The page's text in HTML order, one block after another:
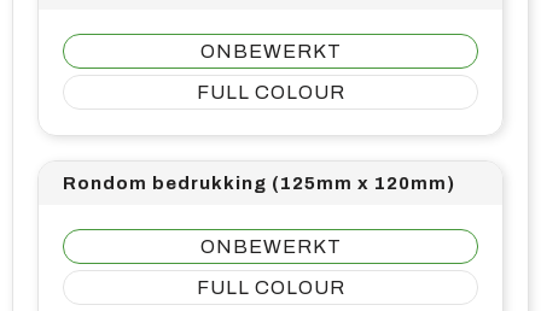
ONBEWERKT
FULL COLOUR
Rondom bedrukking (125mm x 120mm)
ONBEWERKT
FULL COLOUR